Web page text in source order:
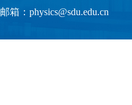
邮箱：physics@sdu.edu.cn